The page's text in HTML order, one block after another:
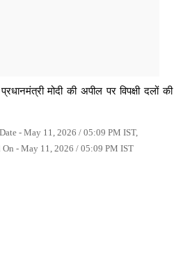
मोदी की अपील पर विपक्षी दलों की
- May 11, 2026 / 05:09 PM IST,
On - May 11, 2026 / 05:09 PM IST